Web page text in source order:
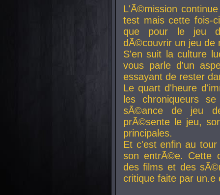
L'Ã©mission
test mais cette fois-
que pour le jeu
dÃ©couvrir un jeu de
S'en suit la culture
vous parle d'un
essayant de rester
Le quart d'heure
les chroniqueurs
sÃ©ance de jeu
prÃ©sente le jeu,
principales.
Et c'est enfin au
son entrÃ©e. Cette
des films et des
critique faite par